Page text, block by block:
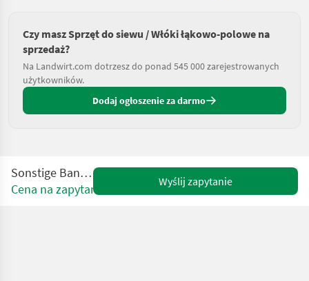
Czy masz Sprzęt do siewu / Włóki łąkowo-polowe na
sprzedaż?
Na Landwirt.com dotrzesz do ponad 545 000 zarejestrowanych
użytkowników.
Dodaj ogłoszenie za darmo
Sonstige Bandensleep
Cena na zapytanie
Wyślij zapytanie